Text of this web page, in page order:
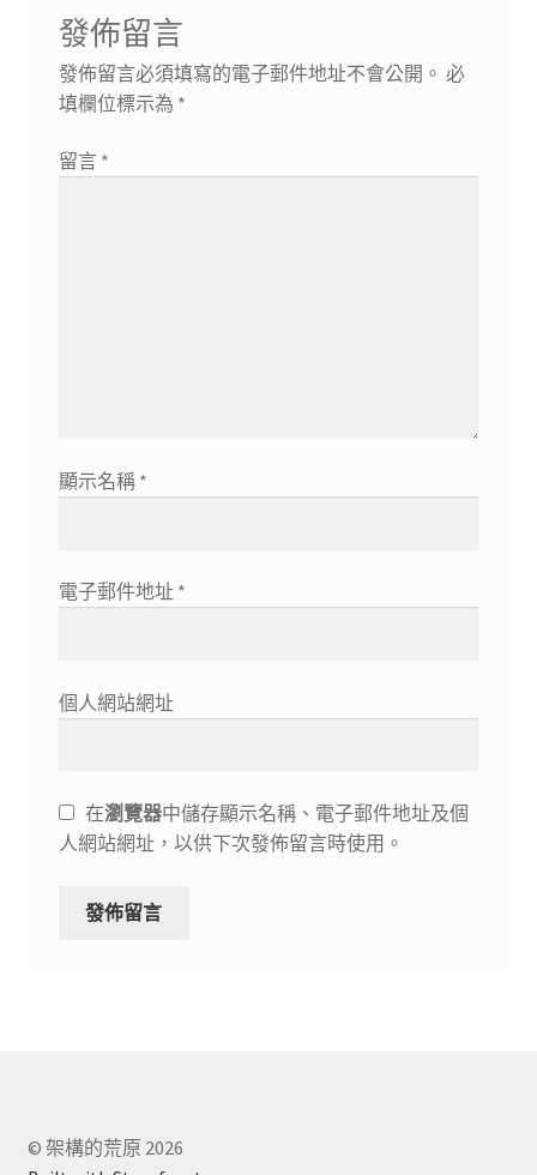
發佈留言
發佈留言必須填寫的電子郵件地址不會公開。 必
填欄位標示為 *
留言 *
顯示名稱 *
電子郵件地址 *
個人網站網址
在瀏覽器中儲存顯示名稱、電子郵件地址及個
人網站網址，以供下次發佈留言時使用。
© 架構的荒原 2026